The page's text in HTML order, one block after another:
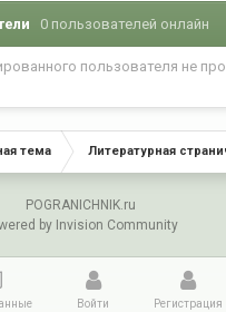
0 пользователей онлайн
пользователя не
тема Литературная
POGRANICHNIK.ru
by Invision Community
Войти Регистрация